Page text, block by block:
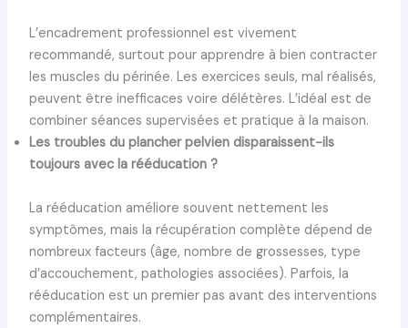
L’encadrement professionnel est vivement
recommandé, surtout pour apprendre à bien contracter
les muscles du périnée. Les exercices seuls, mal réalisés,
peuvent être inefficaces voire délétères. L’idéal est de
combiner séances supervisées et pratique à la maison.
Les troubles du plancher pelvien disparaissent-ils
toujours avec la rééducation ?
La rééducation améliore souvent nettement les
symptômes, mais la récupération complète dépend de
nombreux facteurs (âge, nombre de grossesses, type
d’accouchement, pathologies associées). Parfois, la
rééducation est un premier pas avant des interventions
complémentaires.